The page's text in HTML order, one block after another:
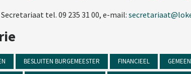
tel. 09 235 31 00, e-mail:
BESLUITEN BURGEMEESTER FINANCIEEL